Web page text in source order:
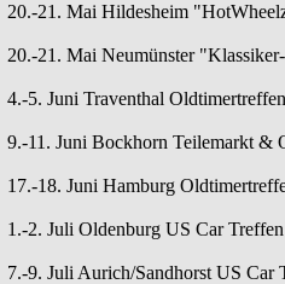
20.-21. Mai Hildesheim
20.-21. Mai Neumünster
4.-5. Juni Traventhal
9.-11. Juni Bockhorn Teilemarkt &
17.-18. Juni Hamburg
1.-2. Juli Oldenburg US Car
7.-9. Juli Aurich/Sandhorst US Car